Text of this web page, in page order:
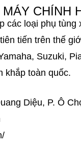
CHÍNH
các loại phụ tùng
tiến trên thế
Suzuki,
khắp toàn quốc.
Diệu, P. Ô